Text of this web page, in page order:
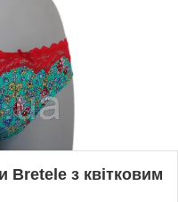
Bretele з квітковим